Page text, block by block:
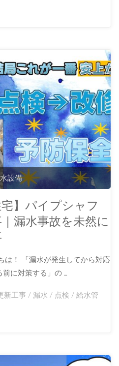
設備
】パイプシャフ
漏水事故を未然に
は！ 「漏水が発生してから対応
に対策する」の …
新工事 /漏水 / 点検 /給水管